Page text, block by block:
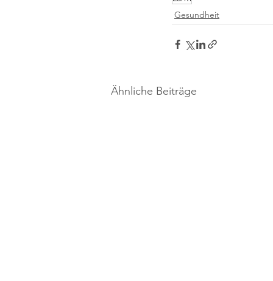
Gesundheit
Ähnliche Beiträge